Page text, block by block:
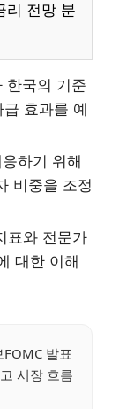
리 전망 분
한국의 기준
효과를 예
하기 위해
비중을 조정
표와 전문가
대한 이해
발표
시장 흐름